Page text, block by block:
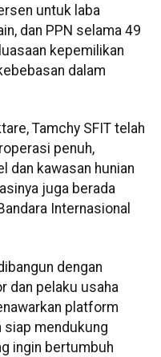
untuk laba
dan PPN selama 49
kepemilikan
dalam
Tamchy SFIT telah
penuh,
dan kawasan hunian
juga berada
Internasional
dengan
dan pelaku usaha
platform
siap mendukung
ingin bertumbuh